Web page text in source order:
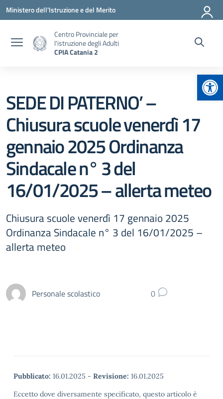
Vai ai contenuti
Vai al menu di navigazione
Vai al footer
Ministero dell'Istruzione e del Merito
Centro Provinciale per
l'istruzione degli Adulti
CPIA Catania 2
SEDE DI PATERNO’ –
Chiusura scuole venerdì 17
gennaio 2025 Ordinanza
Sindacale n° 3 del
16/01/2025 – allerta meteo
Chiusura scuole venerdì 17 gennaio 2025
Ordinanza Sindacale n° 3 del 16/01/2025 –
allerta meteo
Personale scolastico 0
Pubblicato: 16.01.2025 - Revisione: 16.01.2025
Eccetto dove diversamente specificato, questo articolo è